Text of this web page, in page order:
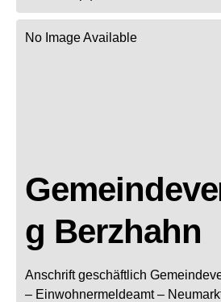
No Image Available
g Berzhahn
Anschrift geschäftlich
– Einwohnermeldeamt –